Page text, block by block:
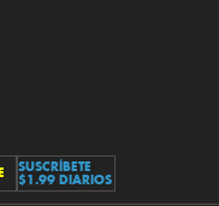
SUSCRÍBETE
$1.99 DIARIOS